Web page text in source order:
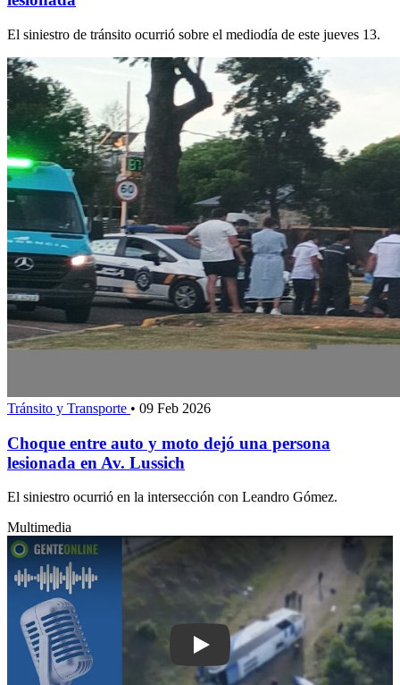
El siniestro de tránsito ocurrió sobre el mediodía de este jueves 13.
Tránsito y Transporte • 09 Feb 2026
Choque entre auto y moto dejó una persona
lesionada en Av. Lussich
El siniestro ocurrió en la intersección con Leandro Gómez.
Multimedia
Play: Formalizaron al chofer de